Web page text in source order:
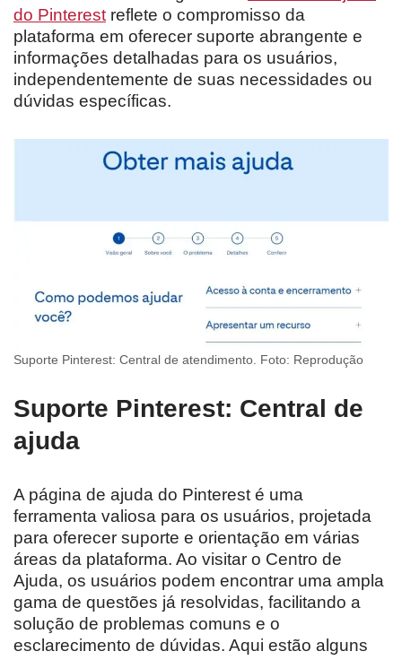
do Pinterest reflete o compromisso da
plataforma em oferecer suporte abrangente e
informações detalhadas para os usuários,
independentemente de suas necessidades ou
dúvidas específicas.
Suporte Pinterest: Central de atendimento. Foto: Reprodução
Suporte Pinterest: Central de
ajuda
A página de ajuda do Pinterest é uma
ferramenta valiosa para os usuários, projetada
para oferecer suporte e orientação em várias
áreas da plataforma. Ao visitar o Centro de
Ajuda, os usuários podem encontrar uma ampla
gama de questões já resolvidas, facilitando a
solução de problemas comuns e o
esclarecimento de dúvidas. Aqui estão alguns